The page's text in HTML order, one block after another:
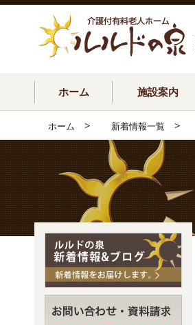
ホーム 施設案内
ホーム > 新着情報一覧 >